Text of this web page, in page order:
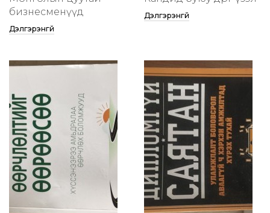
бизнесменүүд
Дэлгэрэнгүй
Дэлгэрэнгүй